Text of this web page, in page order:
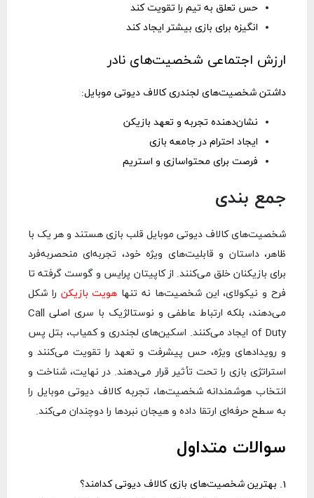
حس تعلق به تیم را تقویت کند
انگیزه برای بازی بیشتر ایجاد کند
ارزش اجتماعی شخصیت‌های نادر
داشتن شخصیت‌های لجندری کالاف دیوتی موبایل:
نشان‌دهنده تجربه و تعهد بازیکن
ایجاد احترام در جامعه بازی
فرصت برای محتواسازی و استریم
جمع بندی
شخصیت‌های کالاف دیوتی موبایل قلب بازی هستند و هر یک با
ظاهر، داستان و قابلیت‌های ویژه خود، تجربه‌ای منحصربه‌فرد
برای بازیکنان خلق می‌کنند. از کاپیتان پرایس و گوست گرفته تا
فرح و نیکولای، این شخصیت‌ها نه تنها هویت بازیکن را شکل
می‌دهند، بلکه ارتباط عاطفی و نوستالژیک با سری اصلی Call
of Duty ایجاد می‌کنند. اسکین‌های لجندری و کمیاب، بتل پس
و رویدادهای ویژه، حس پیشرفت و تعهد را تقویت می‌کنند و
استراتژی بازی را تحت تأثیر قرار می‌دهند. در نهایت، شناخت و
انتخاب هوشمندانه شخصیت‌ها، تجربه کالاف دیوتی موبایل را
به سطح حرفه‌ای ارتقا داده و هیجان نبردها را دوچندان می‌کند.
سوالات متداول
1. بهترین شخصیت‌های بازی کالاف دیوتی کدامند؟